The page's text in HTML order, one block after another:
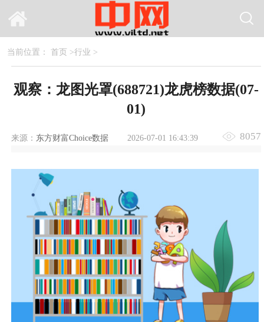
当前位置： 首页 >行业 >
观察：龙图光罩(688721)龙虎榜数据(07-
01)
来源： 东方财富Choice数据 2026-07-01 16:43:39 8057